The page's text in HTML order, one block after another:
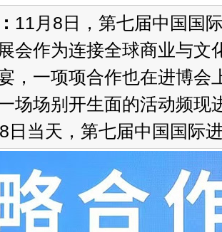
11月8日，第七届中国国
会作为连接全球商业与文
，一项项合作也在进博会
一场场别开生面的活动频
日当天，第七届中国国际